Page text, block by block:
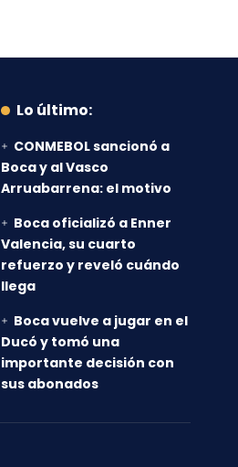
Lo último:
CONMEBOL sancionó a
Boca y al Vasco
Arruabarrena: el motivo
Boca oficializó a Enner
Valencia, su cuarto
refuerzo y reveló cuándo
llega
Boca vuelve a jugar en el
Ducó y tomó una
importante decisión con
sus abonados